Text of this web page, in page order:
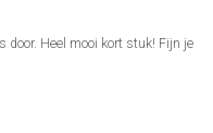
door. Heel mooi kort stuk! Fijn je